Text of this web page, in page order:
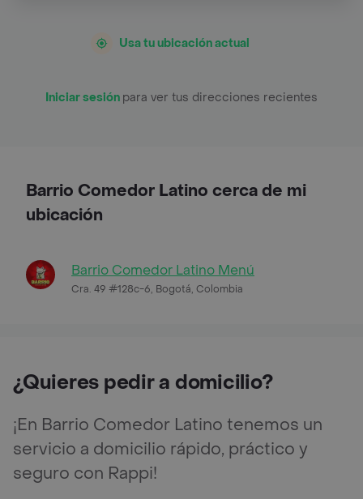
Usa tu ubicación actual
Iniciar sesión para ver tus direcciones recientes
Barrio Comedor Latino cerca de mi
ubicación
Barrio Comedor Latino Menú
Cra. 49 #128c-6, Bogotá, Colombia
¿Quieres pedir a domicilio?
¡En Barrio Comedor Latino tenemos un
servicio a domicilio rápido, práctico y
seguro con Rappi!